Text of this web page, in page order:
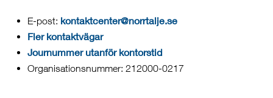
E-post: kontaktcenter@norrtalje.se
Fler kontaktvägar
Journummer utanför kontorstid
Organisationsnummer: 212000-0217